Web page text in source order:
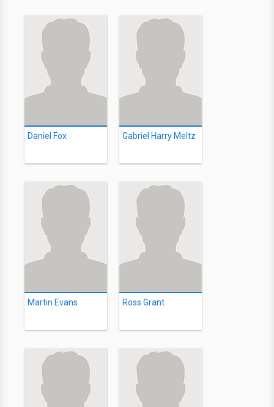
Daniel Fox Gabriel Harry Meltz
Martin Evans Ross Grant